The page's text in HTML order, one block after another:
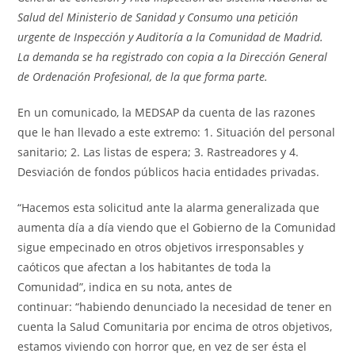
Salud del Ministerio de Sanidad y Consumo una petición
urgente de Inspección y Auditoría a la Comunidad de Madrid.
La demanda se ha registrado con copia a la Dirección General
de Ordenación Profesional, de la que forma parte.
En un comunicado, la MEDSAP da cuenta de las razones
que le han llevado a este extremo: 1. Situación del personal
sanitario; 2. Las listas de espera; 3. Rastreadores y 4.
Desviación de fondos públicos hacia entidades privadas.
“Hacemos esta solicitud ante la alarma generalizada que
aumenta día a día viendo que el Gobierno de la Comunidad
sigue empecinado en otros objetivos irresponsables y
caóticos que afectan a los habitantes de toda la
Comunidad”, indica en su nota, antes de
continuar: “habiendo denunciado la necesidad de tener en
cuenta la Salud Comunitaria por encima de otros objetivos,
estamos viviendo con horror que, en vez de ser ésta el